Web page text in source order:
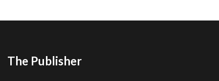
The Publisher